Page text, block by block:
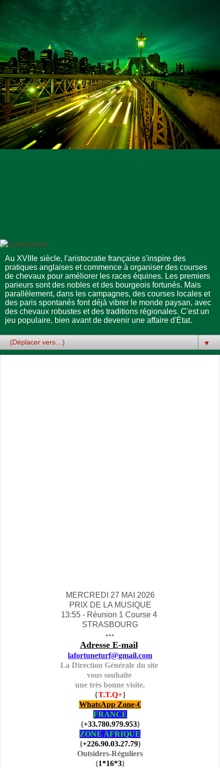
Au XVIIIe siècle, l'aristocratie française s'inspire des
pratiques anglaises et commence à organiser des courses
de chevaux pour améliorer les races équines. Les premiers
parieurs sont des nobles et des bourgeois fortunés. Mais
parallèlement, dans les campagnes, des courses locales et
des paris spontanés font déjà vibrer le monde paysan, avec
des chevaux robustes et des traditions régionales. C'est un
jeu populaire, bien avant de devenir une affaire d'État.
▼
MERCREDI 27 MAI 2026
PRIX DE LA MUSIQUE
13:55 - Réunion 1 Course 4
STRASBOURG
+++
Adresse E-mail
lafortuneturf@gmail.com
La Direction Générale du site
vous souhaite
une très bonne visite.
{T.T.Q+}
WhatsApp Zone-€
FRANCE
{+33.780.979.953}
ZONE AFRIQUE
{+226.90.03.27.79}
Outsiders-Réguliers
{1*16*3}